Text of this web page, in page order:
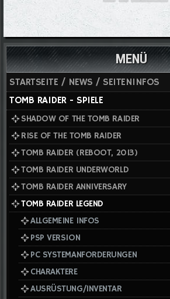
MENÜ
STARTSEITE / NEWS / SEITENINFOS
TOMB RAIDER - SPIELE
SHADOW OF THE TOMB RAIDER
RISE OF THE TOMB RAIDER
TOMB RAIDER (REBOOT, 2013)
TOMB RAIDER UNDERWORLD
TOMB RAIDER ANNIVERSARY
TOMB RAIDER LEGEND
ALLGEMEINE INFOS
PSP VERSION
PC SYSTEMANFORDERUNGEN
CHARAKTERE
AUSRÜSTUNG/INVENTAR